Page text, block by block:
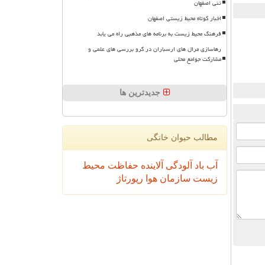
تنی اصفهان
اخبار کوتاه محیط زیستی اصفهان
فرهنگ محیط زیست به برنامه های مذهبی راه می یابد
رهاسازی مرال های ارسباران در گرو بررسی های علمی و
مشارکت جوامع محلی
جدیدترین ها
مطالب حیوان خانگی
آب باد آلودگی آلاینده حفاظت محیط
زیست سازمان هوا رپورتاژ